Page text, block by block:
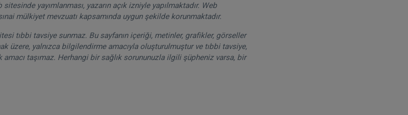
yayımlanması, yazarın açık izniyle yapılmaktadır. Web
mülkiyet mevzuatı kapsamında uygun şekilde korunmaktadır.
tıbbi tavsiye sunmaz. Bu sayfanın içeriği, metinler, grafikler, görseller
üzere, yalnızca bilgilendirme amacıyla oluşturulmuştur ve tıbbi tavsiye,
taşımaz. Herhangi bir sağlık sorununuzla ilgili şüpheniz varsa, bir